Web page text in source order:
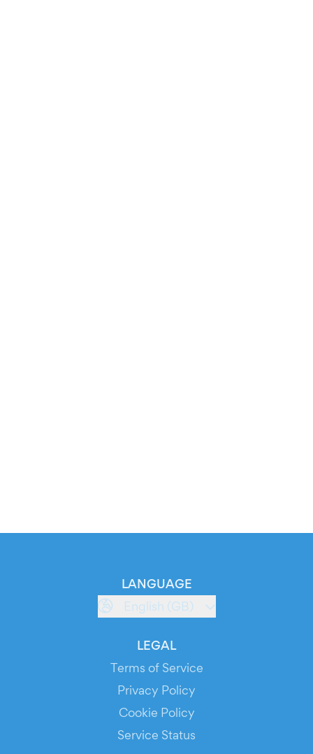
LANGUAGE
English (GB)
LEGAL
Terms of Service
Privacy Policy
Cookie Policy
Service Status